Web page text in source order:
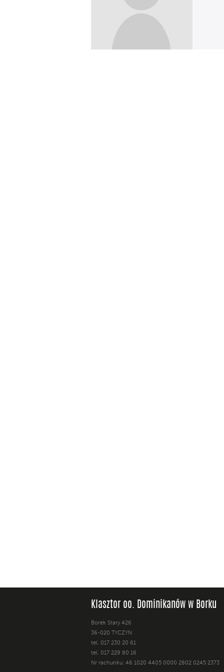
Klasztor oo. Dominikanów w Borku
Borek Stary 426
36-020 TYCZYN
tel. 017 230 20 61
tel. 017 229 80 16
Nr rachunku: 46 1020 4405 0000 2802 0245 2373